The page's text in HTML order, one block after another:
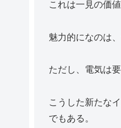
これは一見の価
魅力的になのは
ただし、電気は
こうした新たな
でもある。